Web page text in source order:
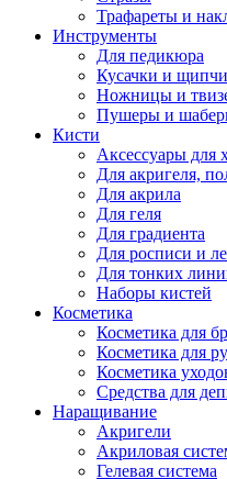
Трафареты и
Инструменты
Для педикюра
Кусачки и
Ножницы и
Пушеры и
Кисти
Аксессуары для
Для акригеля,
Для акрила
Для геля
Для градиента
Для росписи и
Для тонких
Наборы кистей
Косметика
Косметика для
Косметика для
Косметика
Средства для
Наращивание
Акригели
Акриловая
Гелевая система